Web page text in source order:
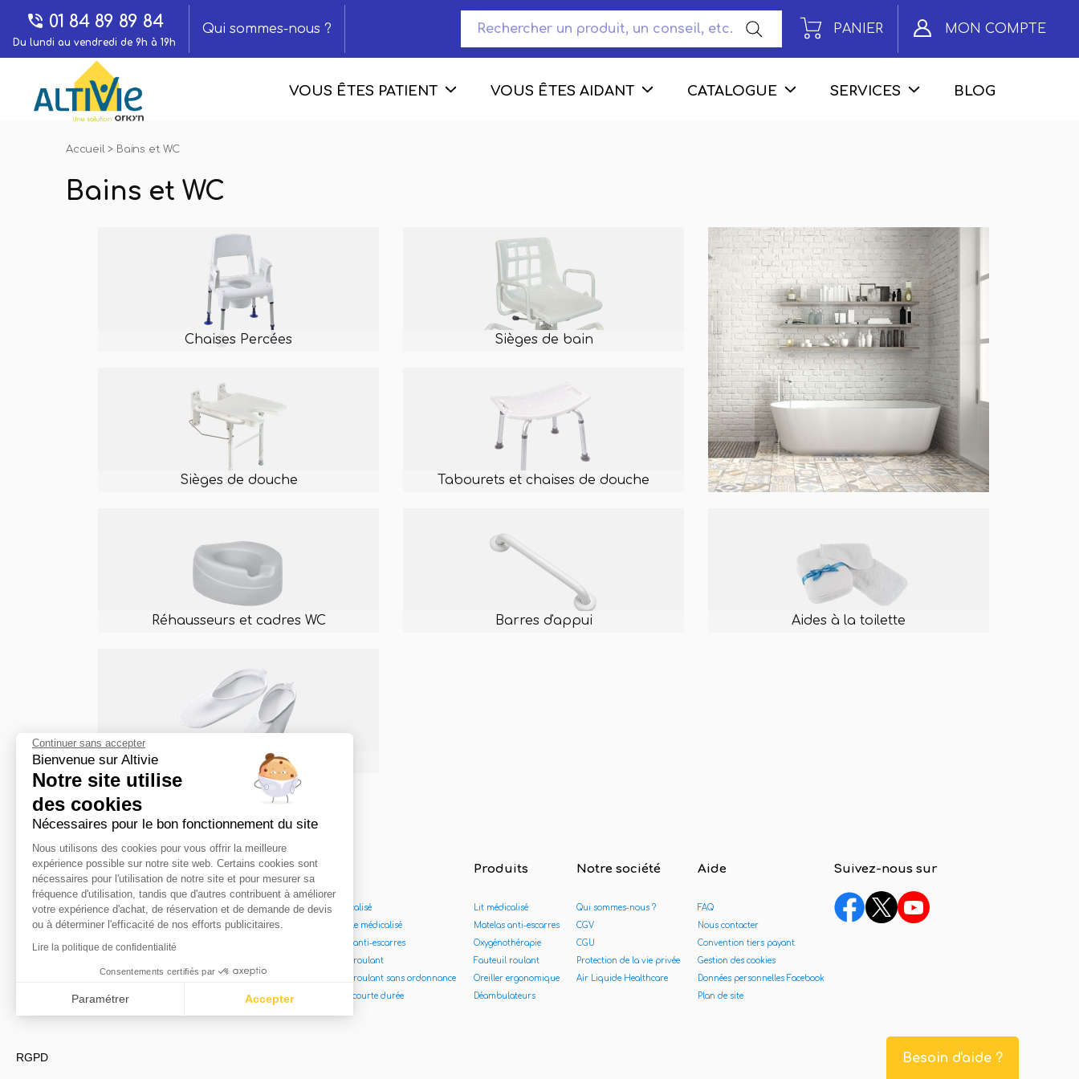
01 84 89 89 84
Du lundi au vendredi de 9h à 19h
Qui sommes-nous ? PANIER MON COMPTE
VOUS ÊTES PATIENT VOUS ÊTES AIDANT CATALOGUE SERVICES BLOG
Accueil> Bains et WC
Bains et WC
Chaises Percées
Sièges de douche
Réhausseurs et cadres WC
Antidérapants douche / bain
Sièges de bain
Tabourets et chaises de douche
Barres d'appui Aides à la toilette
Locations
Location lit médicalisé
Location lit double médicalisé
Location matelas anti-escarres
Location fauteuil roulant
Location fauteuil roulant sans ordonnance
Oxygénothérapie courte durée
Produits
Lit médicalisé
Matelas anti-escarres
Oxygénothérapie
Fauteuil roulant
Oreiller ergonomique
Déambulateurs
Notre société
Qui sommes-nous ?
CGV
CGU
Protection de la vie privée
Air Liquide Healthcare
Aide
FAQ
Nous contacter
Convention tiers payant
Gestion des cookies
Données personnelles Facebook
Plan de site
Suivez-nous sur
Besoin d'aide ?
Testez votre autonomie !
Continuer sans accepter
Bienvenue sur Altivie
Notre site utilise
des cookies
Nécessaires pour le bon fonctionnement du site
Nous utilisons des cookies pour vous offrir la meilleure
expérience possible sur notre site web. Certains cookies sont
nécessaires pour l'utilisation de notre site et pour mesurer sa
fréquence d'utilisation, tandis que d'autres contribuent à améliorer
votre expérience d'achat, de réservation et de demande de devis
ou à déterminer l'efficacité de nos efforts publicitaires.
Lire la politique de confidentialité
Consentements certifiés par
Paramétrer Accepter
RGPD